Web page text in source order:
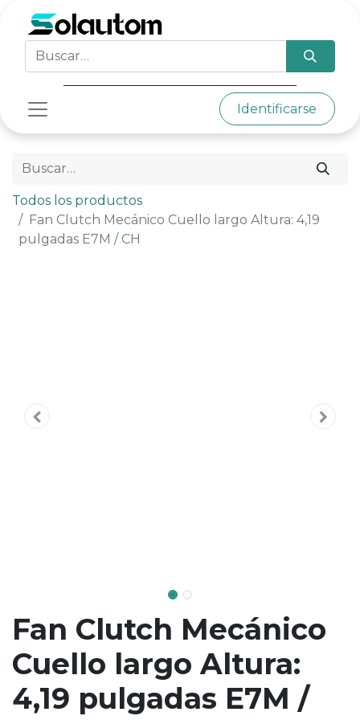
Identificarse
Todos los productos
Fan Clutch Mecánico Cuello largo Altura: 4,19
pulgadas E7M / CH
Fan Clutch Mecánico
Cuello largo Altura:
4,19 pulgadas E7M /